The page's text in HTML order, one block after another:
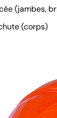
(jambes,
(corps)